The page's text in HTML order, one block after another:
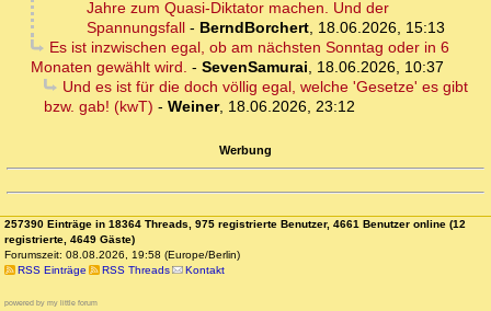
Jahre zum Quasi-Diktator machen. Und der
Spannungsfall - BerndBorchert, 18.06.2026, 15:13
Es ist inzwischen egal, ob am nächsten Sonntag oder in 6
Monaten gewählt wird. - SevenSamurai, 18.06.2026, 10:37
Und es ist für die doch völlig egal, welche 'Gesetze' es gibt
bzw. gab! (kwT) - Weiner, 18.06.2026, 23:12
Werbung
257390 Einträge in 18364 Threads, 975 registrierte Benutzer, 4661 Benutzer online (12
registrierte, 4649 Gäste)
Forumszeit: 08.08.2026, 19:58 (Europe/Berlin)
RSS Einträge
RSS Threads Kontakt
powered by my little forum